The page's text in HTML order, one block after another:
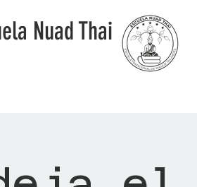
Nuad Thai